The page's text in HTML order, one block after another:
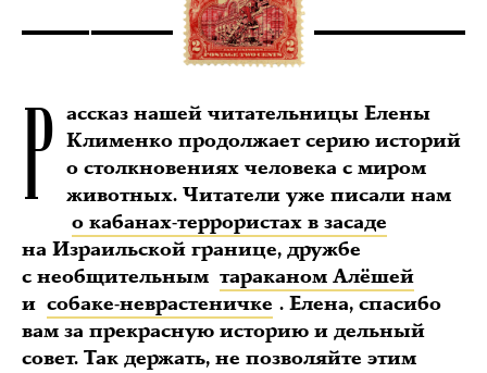
Р ассказ нашей читательницы Елены
Клименко продолжает серию историй
о столкновениях человека с миром
животных. Читатели уже писали нам
о кабанах-террористах в засаде
на Израильской границе, дружбе
с необщительным тараканом Алёшей
и собаке-неврастеничке . Елена, спасибо
вам за прекрасную историю и дельный
совет. Так держать, не позволяйте этим